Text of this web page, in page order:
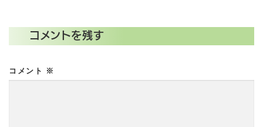
コメントを残す
コメント ※